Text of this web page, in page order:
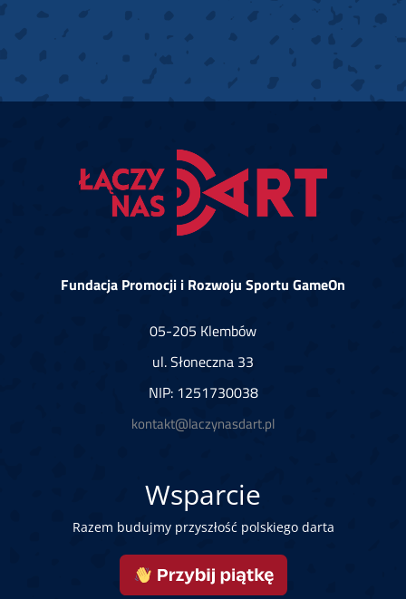
Fundacja Promocji i Rozwoju Sportu GameOn
05-205 Klembów
ul. Słoneczna 33
NIP: 1251730038
kontakt@laczynasdart.pl
Wsparcie
Razem budujmy przyszłość polskiego darta